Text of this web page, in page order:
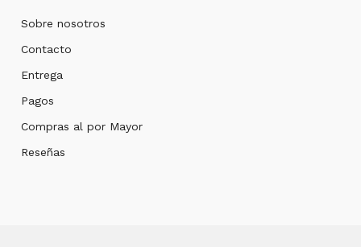
Sobre nosotros
Contacto
Entrega
Pagos
Compras al por Mayor
Reseñas